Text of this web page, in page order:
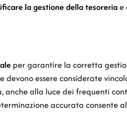
la gestione della tesoreriae
per garantire la corretta
essere considerate
alla luce dei frequenti
accurata consente